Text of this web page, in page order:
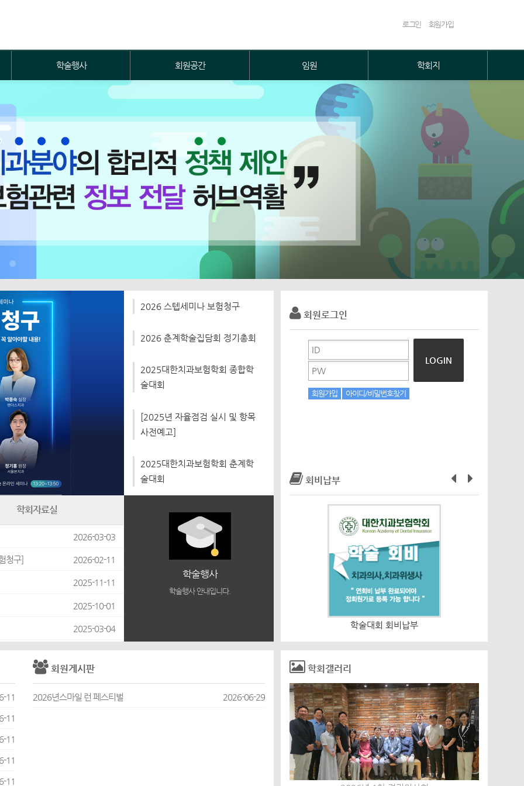
로그인 회원가입
학술행사 회원공간 임원 학회지
2026 스텝세미나 보험청구
2026 춘계학술집담회 정기총회
2025대한치과보험학회 종합학
술대회
[2025년 자율점검 실시 및 항목
사전예고]
2025대한치과보험학회 춘계학
술대회
학회자료실
2026-03-03
청구] 2026-02-11
2025-11-11
2025-10-01
2025-03-04
학술행사
학술행사 안내입니다.
회원로그인
LOGIN
회원가입 아이디/비밀번호찾기
회비납부
학술대회 회비납부
11
11
11
11
11
회원게시판
2026년스마일 런 페스티벌 2026-06-29
학회갤러리